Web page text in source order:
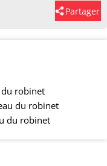
Partager
du robinet
du robinet
du robinet